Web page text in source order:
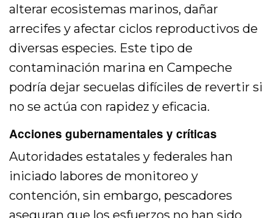
alterar ecosistemas marinos, dañar
arrecifes y afectar ciclos reproductivos de
diversas especies. Este tipo de
contaminación marina en Campeche
podría dejar secuelas difíciles de revertir si
no se actúa con rapidez y eficacia.
Acciones gubernamentales y críticas
Autoridades estatales y federales han
iniciado labores de monitoreo y
contención, sin embargo, pescadores
aseguran que los esfuerzos no han sido